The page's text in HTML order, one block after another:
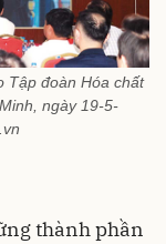
Tập đoàn Hóa chất
ngày 19-5-
thành phần